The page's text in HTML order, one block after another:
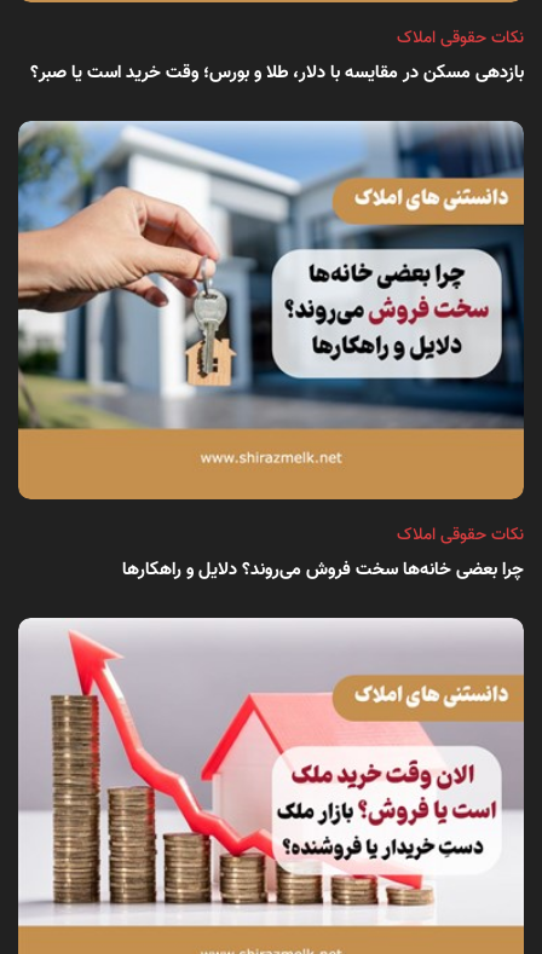
نکات حقوقی املاک
بازدهی مسکن در مقایسه با دلار، طلا و بورس؛ وقت خرید است یا صبر؟
نکات حقوقی املاک
چرا بعضی خانه‌ها سخت فروش می‌روند؟ دلایل و راهکارها